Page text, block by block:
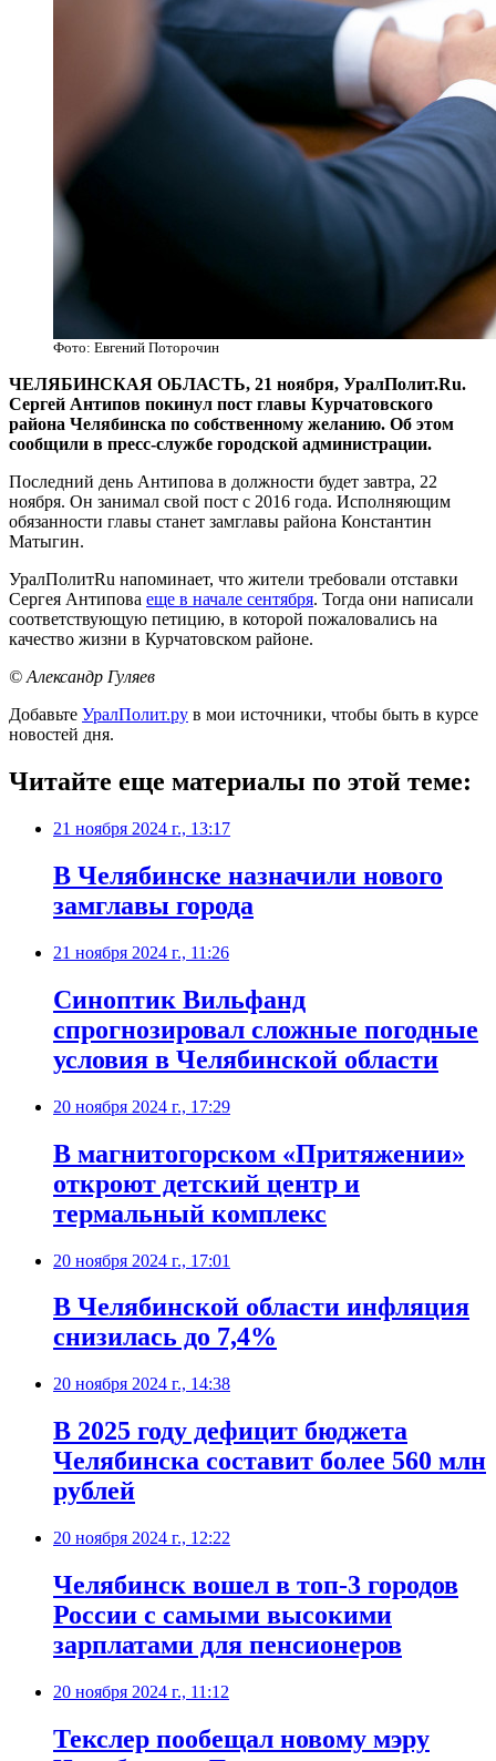
Фото: Евгений Поторочин
ЧЕЛЯБИНСКАЯ ОБЛАСТЬ, 21 ноября, УралПолит.Ru.
Сергей Антипов покинул пост главы Курчатовского
района Челябинска по собственному желанию. Об этом
сообщили в пресс-службе городской администрации.
Последний день Антипова в должности будет завтра, 22
ноября. Он занимал свой пост с 2016 года. Исполняющим
обязанности главы станет замглавы района Константин
Матыгин.
УралПолитRu напоминает, что жители требовали отставки
Сергея Антипова еще в начале сентября. Тогда они написали
соответствующую петицию, в которой пожаловались на
качество жизни в Курчатовском районе.
© Александр Гуляев
Добавьте УралПолит.ру в мои источники, чтобы быть в курсе
новостей дня.
Читайте еще материалы по этой теме:
21 ноября 2024 г., 13:17
В Челябинске назначили нового
замглавы города
21 ноября 2024 г., 11:26
Синоптик Вильфанд
спрогнозировал сложные погодные
условия в Челябинской области
20 ноября 2024 г., 17:29
В магнитогорском «Притяжении»
откроют детский центр и
термальный комплекс
20 ноября 2024 г., 17:01
В Челябинской области инфляция
снизилась до 7,4%
20 ноября 2024 г., 14:38
В 2025 году дефицит бюджета
Челябинска составит более 560 млн
рублей
20 ноября 2024 г., 12:22
Челябинск вошел в топ-3 городов
России с самыми высокими
зарплатами для пенсионеров
20 ноября 2024 г., 11:12
Текслер пообещал новому мэру